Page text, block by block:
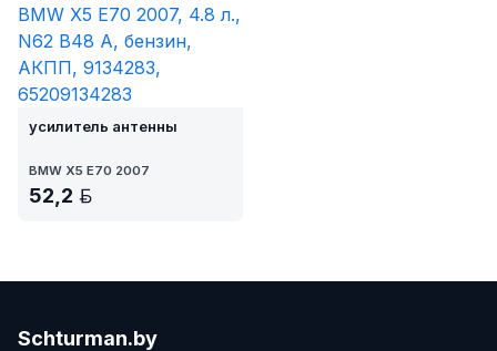
усилитель антенны
BMW X5 E70 2007
52,2
Schturman.by